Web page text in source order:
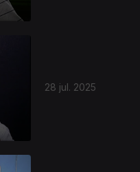
28 jul. 2025